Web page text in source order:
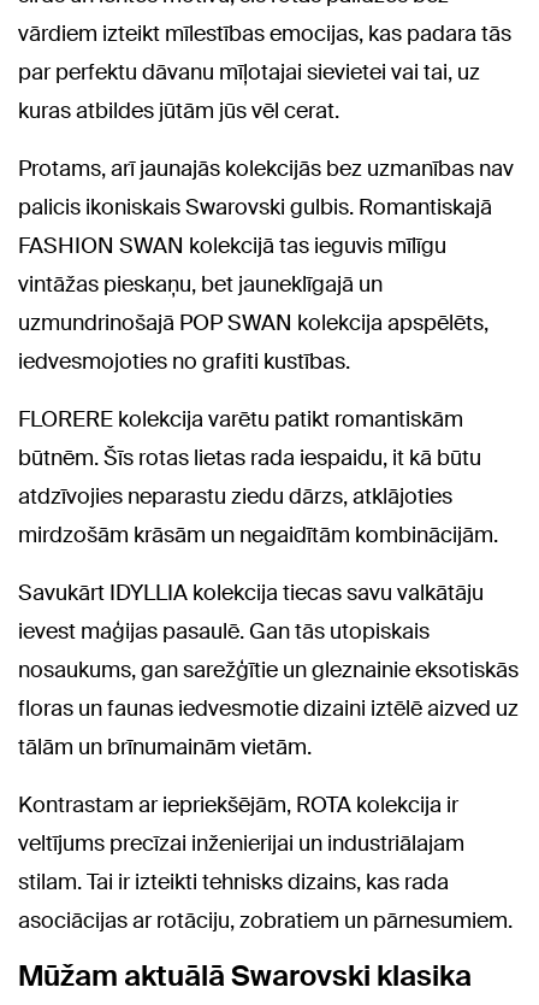
vārdiem izteikt mīlestības emocijas, kas padara tās
par perfektu dāvanu mīļotajai sievietei vai tai, uz
kuras atbildes jūtām jūs vēl cerat.
Protams, arī jaunajās kolekcijās bez uzmanības nav
palicis ikoniskais Swarovski gulbis. Romantiskajā
FASHION SWAN kolekcijā tas ieguvis mīlīgu
vintāžas pieskaņu, bet jauneklīgajā un
uzmundrinošajā POP SWAN kolekcija apspēlēts,
iedvesmojoties no grafiti kustības.
FLORERE kolekcija varētu patikt romantiskām
būtnēm. Šīs rotas lietas rada iespaidu, it kā būtu
atdzīvojies neparastu ziedu dārzs, atklājoties
mirdzošām krāsām un negaidītām kombinācijām.
Savukārt IDYLLIA kolekcija tiecas savu valkātāju
ievest maģijas pasaulē. Gan tās utopiskais
nosaukums, gan sarežģītie un gleznainie eksotiskās
floras un faunas iedvesmotie dizaini iztēlē aizved uz
tālām un brīnumainām vietām.
Kontrastam ar iepriekšējām, ROTA kolekcija ir
veltījums precīzai inženierijai un industriālajam
stilam. Tai ir izteikti tehnisks dizains, kas rada
asociācijas ar rotāciju, zobratiem un pārnesumiem.
Mūžam aktuālā Swarovski klasika